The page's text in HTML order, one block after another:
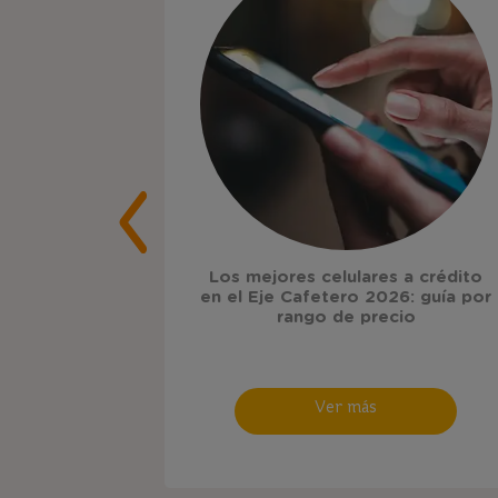
Los mejores celulares a crédito
en el Eje Cafetero 2026: guía por
rango de precio
Ver más